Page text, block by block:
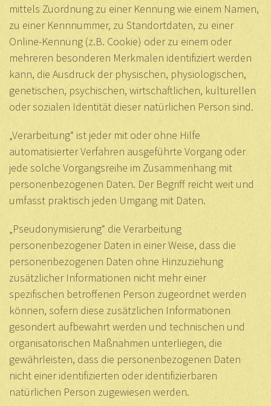
mittels Zuordnung zu einer Kennung wie einem Namen,
zu einer Kennnummer, zu Standortdaten, zu einer
Online-Kennung (z.B. Cookie) oder zu einem oder
mehreren besonderen Merkmalen identifiziert werden
kann, die Ausdruck der physischen, physiologischen,
genetischen, psychischen, wirtschaftlichen, kulturellen
oder sozialen Identität dieser natürlichen Person sind.
„Verarbeitung“ ist jeder mit oder ohne Hilfe
automatisierter Verfahren ausgeführte Vorgang oder
jede solche Vorgangsreihe im Zusammenhang mit
personenbezogenen Daten. Der Begriff reicht weit und
umfasst praktisch jeden Umgang mit Daten.
„Pseudonymisierung“ die Verarbeitung
personenbezogener Daten in einer Weise, dass die
personenbezogenen Daten ohne Hinzuziehung
zusätzlicher Informationen nicht mehr einer
spezifischen betroffenen Person zugeordnet werden
können, sofern diese zusätzlichen Informationen
gesondert aufbewahrt werden und technischen und
organisatorischen Maßnahmen unterliegen, die
gewährleisten, dass die personenbezogenen Daten
nicht einer identifizierten oder identifizierbaren
natürlichen Person zugewiesen werden.